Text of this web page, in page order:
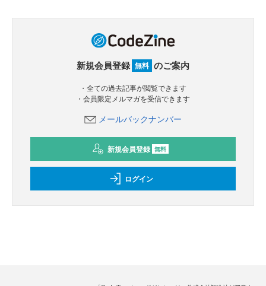
新規会員登録 無料 のご案内
・全ての過去記事が閲覧できます
・会員限定メルマガを受信できます
メールバックナンバー
新規会員登録 無料
ログイン